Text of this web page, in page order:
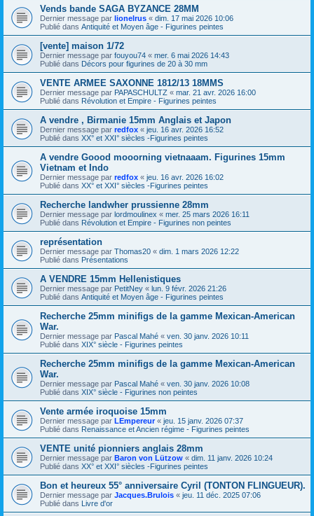
Vends bande SAGA BYZANCE 28MM
Dernier message par lionelrus « dim. 17 mai 2026 10:06
Publié dans Antiquité et Moyen âge - Figurines peintes
[vente] maison 1/72
Dernier message par fouyou74 « mer. 6 mai 2026 14:43
Publié dans Décors pour figurines de 20 à 30 mm
VENTE ARMEE SAXONNE 1812/13 18MMS
Dernier message par PAPASCHULTZ « mar. 21 avr. 2026 16:00
Publié dans Révolution et Empire - Figurines peintes
A vendre , Birmanie 15mm Anglais et Japon
Dernier message par redfox « jeu. 16 avr. 2026 16:52
Publié dans XX° et XXI° siècles -Figurines peintes
A vendre Goood mooorning vietnaaam. Figurines 15mm
Vietnam et Indo
Dernier message par redfox « jeu. 16 avr. 2026 16:02
Publié dans XX° et XXI° siècles -Figurines peintes
Recherche landwher prussienne 28mm
Dernier message par lordmoulinex « mer. 25 mars 2026 16:11
Publié dans Révolution et Empire - Figurines non peintes
représentation
Dernier message par Thomas20 « dim. 1 mars 2026 12:22
Publié dans Présentations
A VENDRE 15mm Hellenistiques
Dernier message par PetitNey « lun. 9 févr. 2026 21:26
Publié dans Antiquité et Moyen âge - Figurines peintes
Recherche 25mm minifigs de la gamme Mexican-American
War.
Dernier message par Pascal Mahé « ven. 30 janv. 2026 10:11
Publié dans XIX° siècle - Figurines peintes
Recherche 25mm minifigs de la gamme Mexican-American
War.
Dernier message par Pascal Mahé « ven. 30 janv. 2026 10:08
Publié dans XIX° siècle - Figurines non peintes
Vente armée iroquoise 15mm
Dernier message par LEmpereur« jeu. 15 janv. 2026 07:37
Publié dans Renaissance et Ancien régime - Figurines peintes
VENTE unité pionniers anglais 28mm
Dernier message par Baron von Lützow « dim. 11 janv. 2026 10:24
Publié dans XX° et XXI° siècles -Figurines peintes
Bon et heureux 55° anniversaire Cyril (TONTON FLINGUEUR).
Dernier message par Jacques.Brulois « jeu. 11 déc. 2025 07:06
Publié dans Livre d'or